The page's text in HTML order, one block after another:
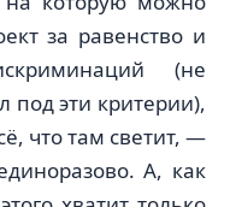
за равенство и
(не
под эти критерии),
что там светит, —
А, как